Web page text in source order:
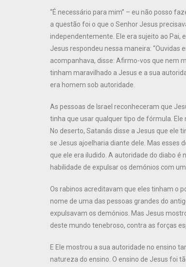
“É necessário para mim” – eu não posso
a questão foi o que o Senhor Jesus
independentemente. Ele era sujeito ao Pai,
Jesus respondeu nessa maneira: “Ouvidas
acompanhava, disse: Afirmo-vos que nem
tinham maravilhado a Jesus e a sua
era homem sob autoridade.
As pessoas de Israel reconheceram que
tinha que usar qualquer tipo de fórmula.
No deserto, Satanás disse a Jesus que ele
se Jesus ajoelharia diante dele. Mas esses
que ele era iludido. A autoridade do diabo
habilidade de expulsar os demónios com
Os rabinos acreditavam que eles tinham o
nome de uma das pessoas grandes do
expulsavam os demónios. Mas Jesus
deste mundo tenebroso, contra as forças
E Ele mostrou a sua autoridade no ensino
natureza do ensino. O ensino de Jesus foi